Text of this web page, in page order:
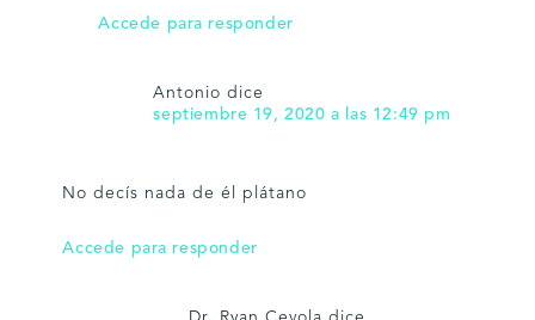
Accede para responder
Antonio dice
septiembre 19, 2020 a las 12:49 pm
No decís nada de él plátano
Accede para responder